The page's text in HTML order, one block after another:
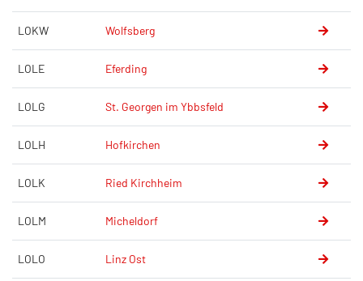
LOKW Wolfsberg
LOLE Eferding
LOLG St. Georgen im Ybbsfeld
LOLH Hofkirchen
LOLK Ried Kirchheim
LOLM Micheldorf
LOLO Linz Ost